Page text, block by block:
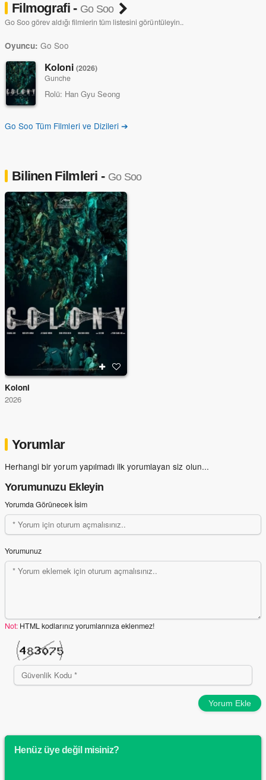
Filmografi - Go Soo
Go Soo görev aldığı filmlerin tüm listesini görüntüleyin..
Oyuncu: Go Soo
Koloni(2026)
Gunche
Rolü: Han Gyu Seong
Go Soo Tüm Filmleri ve Dizileri ➔
Bilinen Filmleri - Go Soo
Koloni
2026
Yorumlar
Herhangi bir yorum yapılmadı ilk yorumlayan siz olun...
Yorumunuzu Ekleyin
Yorumda Görünecek İsim
Yorumunuz
Not: HTML kodlarınız yorumlarınıza eklenmez!
Yorum Ekle
Henüz üye değil misiniz?